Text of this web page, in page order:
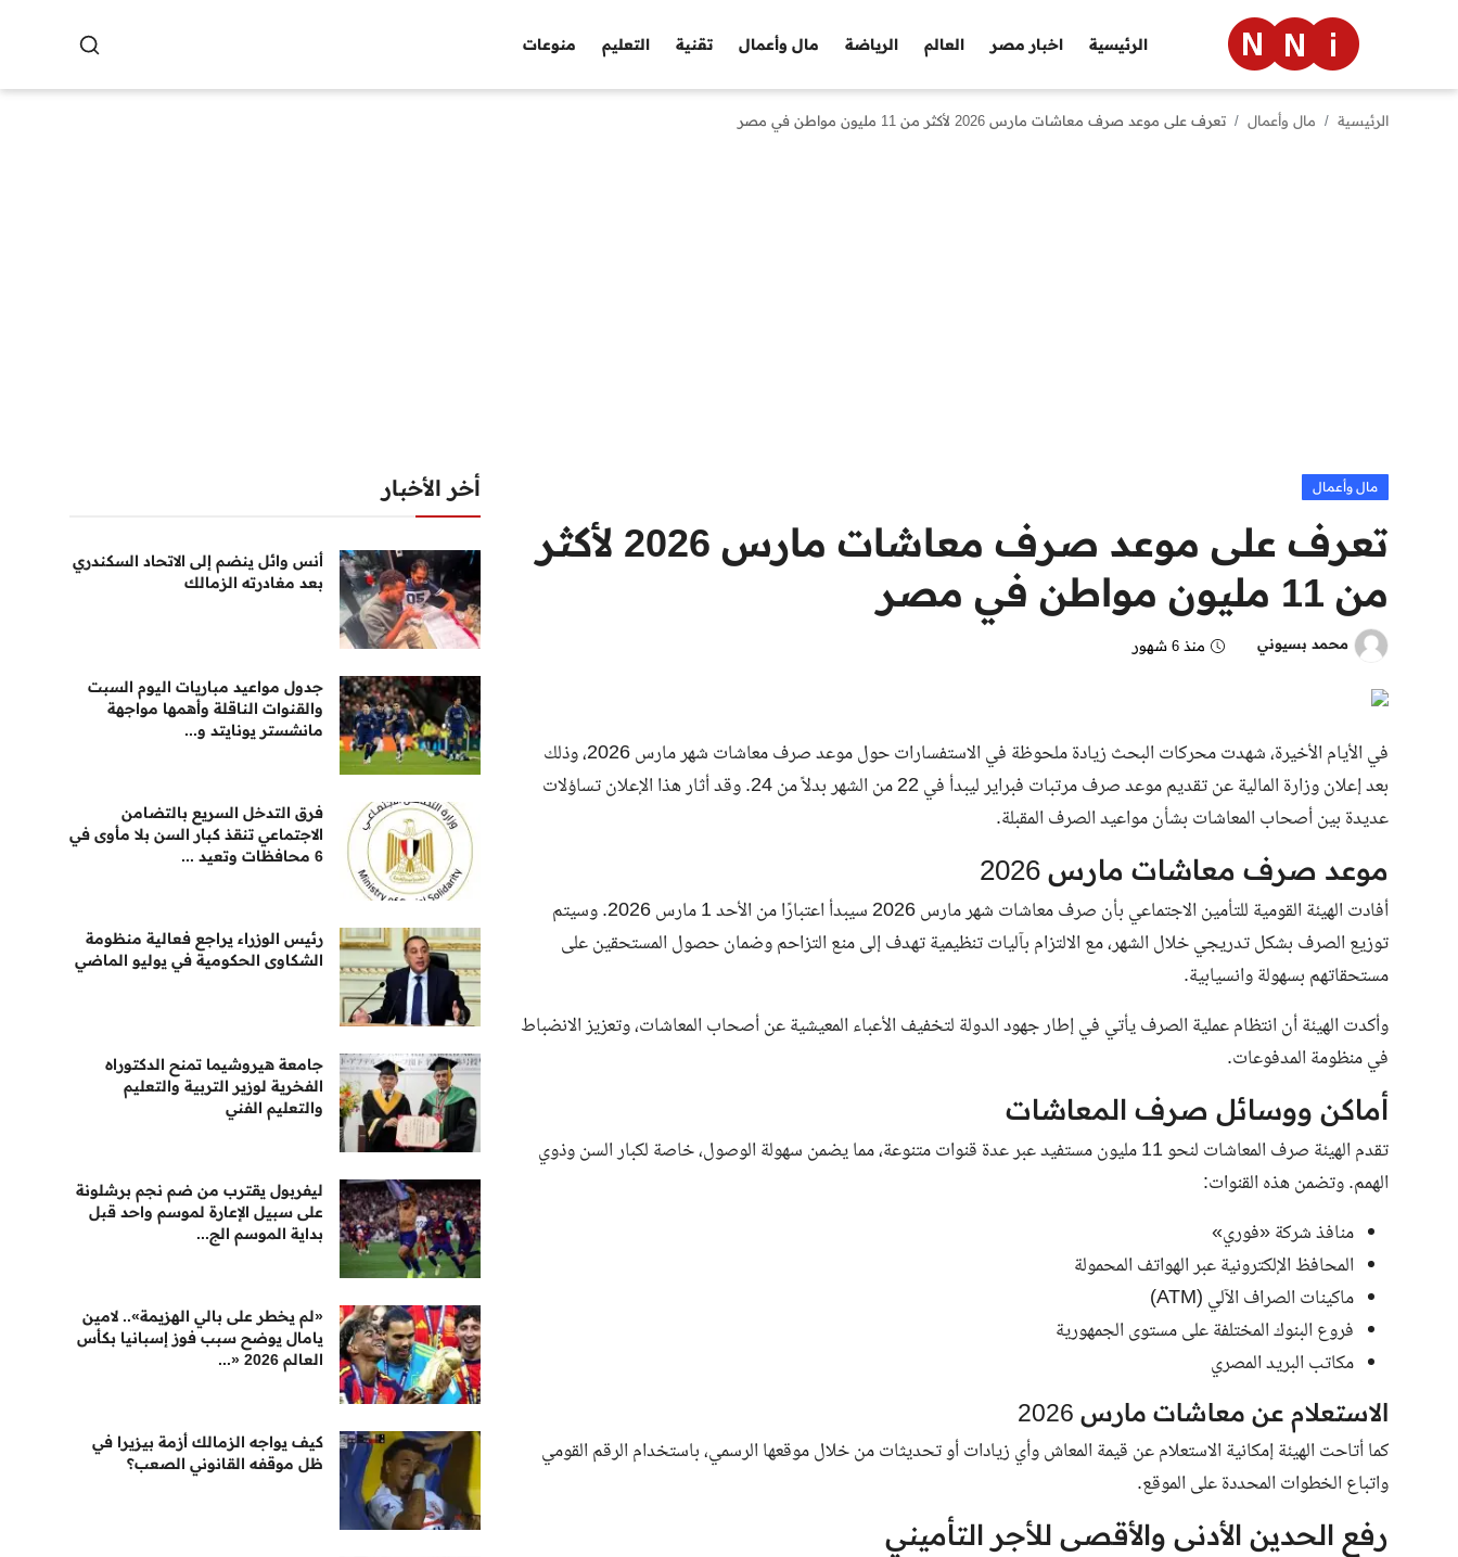
الرئيسية اخبار مصر العالم الرياضة مال وأعمال تقنية التعليم منوعات
منوعات
الرئيسية مال وأعمال تعرف على موعد صرف معاشات مارس 2026 لأكثر من 11 مليون مواطن في مصر
مال وأعمال
تعرف على موعد صرف معاشات مارس 2026 لأكثر
من 11 مليون مواطن في مصر
محمد بسيوني منذ 6 شهور
في الأيام الأخيرة، شهدت محركات البحث زيادة ملحوظة في الاستفسارات حول موعد صرف معاشات شهر مارس 2026، وذلك
بعد إعلان وزارة المالية عن تقديم موعد صرف مرتبات فبراير ليبدأ في 22 من الشهر بدلاً من 24. وقد أثار هذا الإعلان تساؤلات
عديدة بين أصحاب المعاشات بشأن مواعيد الصرف المقبلة.
موعد صرف معاشات مارس 2026
أفادت الهيئة القومية للتأمين الاجتماعي بأن صرف معاشات شهر مارس 2026 سيبدأ اعتبارًا من الأحد 1 مارس 2026. وسيتم
توزيع الصرف بشكل تدريجي خلال الشهر، مع الالتزام بآليات تنظيمية تهدف إلى منع التزاحم وضمان حصول المستحقين على
مستحقاتهم بسهولة وانسيابية.
وأكدت الهيئة أن انتظام عملية الصرف يأتي في إطار جهود الدولة لتخفيف الأعباء المعيشية عن أصحاب المعاشات، وتعزيز الانضباط
في منظومة المدفوعات.
أماكن ووسائل صرف المعاشات
تقدم الهيئة صرف المعاشات لنحو 11 مليون مستفيد عبر عدة قنوات متنوعة، مما يضمن سهولة الوصول، خاصة لكبار السن وذوي
الهمم. وتضمن هذه القنوات:
منافذ شركة «فوري»
المحافظ الإلكترونية عبر الهواتف المحمولة
ماكينات الصراف الآلي (ATM)
فروع البنوك المختلفة على مستوى الجمهورية
مكاتب البريد المصري
الاستعلام عن معاشات مارس 2026
كما أتاحت الهيئة إمكانية الاستعلام عن قيمة المعاش وأي زيادات أو تحديثات من خلال موقعها الرسمي، باستخدام الرقم القومي
واتباع الخطوات المحددة على الموقع.
رفع الحدين الأدنى والأقصى للأجر التأميني
أخر الأخبار
أنس وائل ينضم إلى الاتحاد السكندري
بعد مغادرته الزمالك
جدول مواعيد مباريات اليوم السبت
والقنوات الناقلة وأهمها مواجهة
مانشستر يونايتد و...
فرق التدخل السريع بالتضامن
الاجتماعي تنقذ كبار السن بلا مأوى في
6 محافظات وتعيد ...
رئيس الوزراء يراجع فعالية منظومة
الشكاوى الحكومية في يوليو الماضي
جامعة هيروشيما تمنح الدكتوراه
الفخرية لوزير التربية والتعليم
والتعليم الفني
ليفربول يقترب من ضم نجم برشلونة
على سبيل الإعارة لموسم واحد قبل
بداية الموسم الج...
«لم يخطر على بالي الهزيمة».. لامين
يامال يوضح سبب فوز إسبانيا بكأس
العالم 2026 «...
كيف يواجه الزمالك أزمة بيزيرا في
ظل موقفه القانوني الصعب؟